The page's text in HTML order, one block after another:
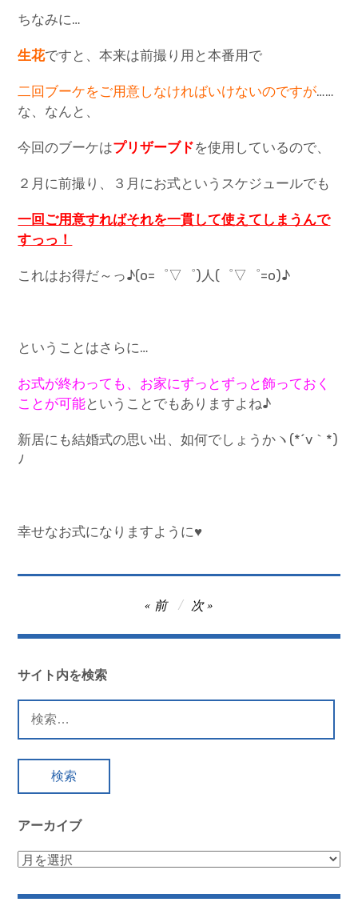
ちなみに…
生花ですと、本来は前撮り用と本番用で
二回ブーケをご用意しなければいけないのですが……
な、なんと、
今回のブーケはプリザーブドを使用しているので、
２月に前撮り、３月にお式というスケジュールでも
一回ご用意すればそれを一貫して使えてしまうんで
すっっ！
これはお得だ～っ♪(o=゜▽゜)人(゜▽゜=o)♪
ということはさらに…
お式が終わっても、お家にずっとずっと飾っておく
ことが可能ということでもありますよね♪
新居にも結婚式の思い出、如何でしょうかヽ(*´v｀*)
ﾉ
幸せなお式になりますように♥
稿
ビ
ゲ
ー
シ
前 次
サイト内を検索
索:
アーカイブ
ア
カ